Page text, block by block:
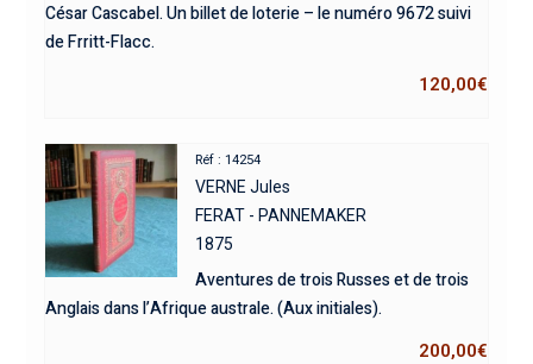
César Cascabel. Un billet de loterie – le numéro 9672 suivi
de Frritt-Flacc.
120,00€
Réf : 14254
VERNE Jules
FERAT - PANNEMAKER
1875
Aventures de trois Russes et de trois
Anglais dans l’Afrique australe. (Aux initiales).
200,00€